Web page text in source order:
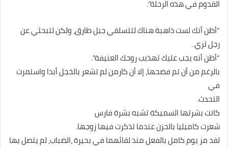
القدوم في هذه الرحلة”.
“أظن أنك لست ذاهبة هناك لتتسلقي جبل طارق، ولكن لتبحثي عن
رجل ثري .
“أظن أنه يجب عليك تهذيب روحك العنيفة”.
بالرغم من أن تم فضحها، إلا أن كارمن لم تشعر بالخجل أبدا واستمرت
في
التحدث.
كانت بشرتها السميكة تشبه بشرة فارس
شعرت كاميليا بالحزن عندما تذكرت فيها زوجها.
لقد مز يوم كامل بالفعل منذ لقائهما في بحيرة ،الضباب، لم يتصل بها